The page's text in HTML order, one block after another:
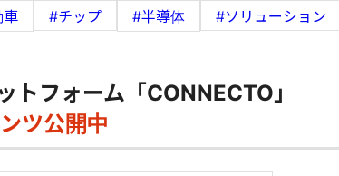
車 #チップ #半導体
#ソリューション
トフォーム「CONNECTO」
ツ公開中